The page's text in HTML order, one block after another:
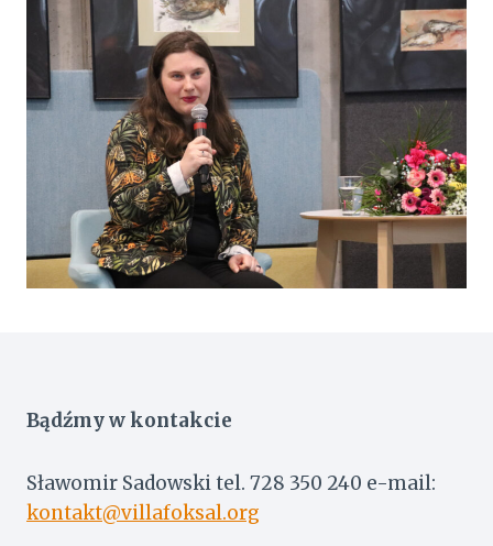
Bądźmy w kontakcie
Sławomir Sadowski tel. 728 350 240 e-mail:
kontakt@villafoksal.org